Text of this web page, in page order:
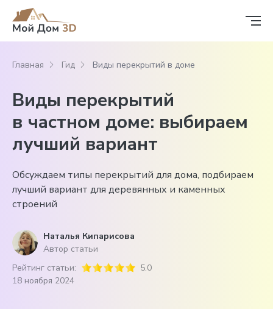
Главная Гид Виды перекрытий в доме
Виды перекрытий
в частном доме: выбираем
лучший вариант
Обсуждаем типы перекрытий для дома, подбираем
лучший вариант для деревянных и каменных
строений
Наталья Кипарисова
Автор статьи
Рейтинг статьи:
5.0
18 ноября 2024